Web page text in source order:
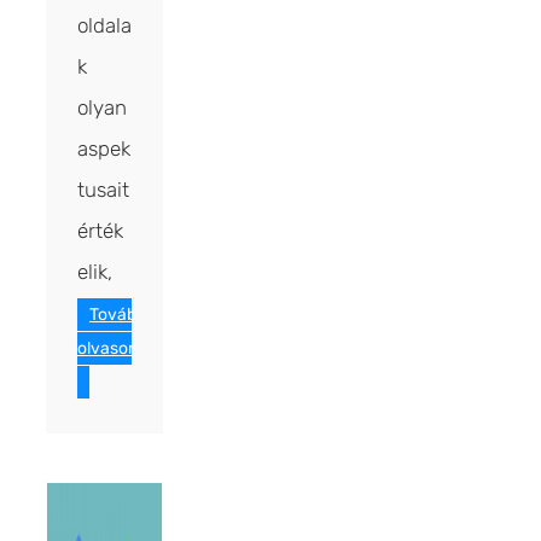
oldala
k
olyan
aspek
tusait
érték
elik,
Tovább
olvasom